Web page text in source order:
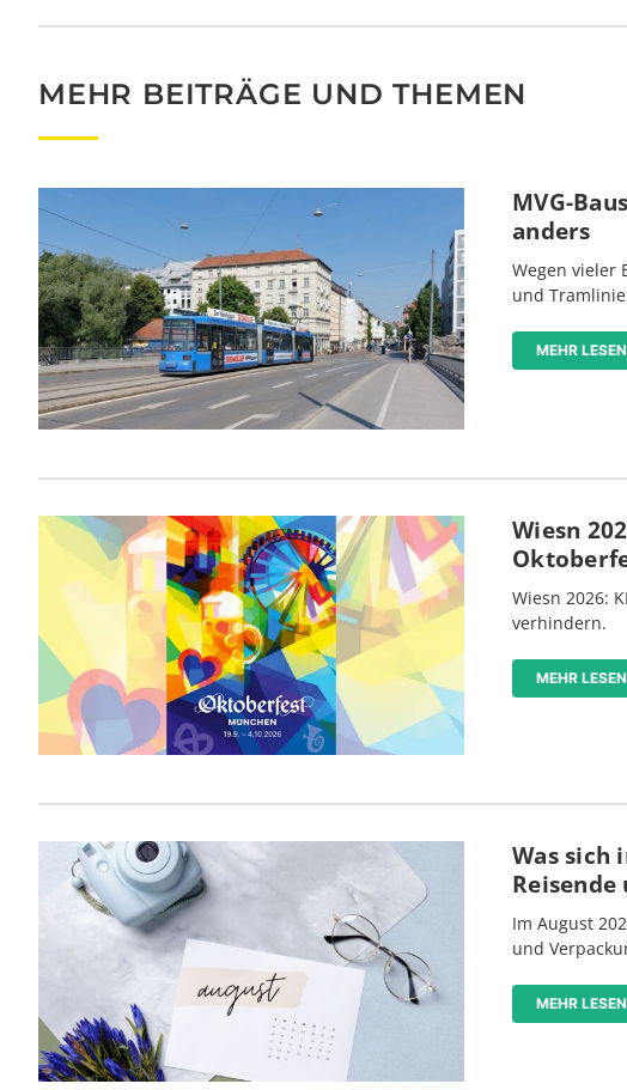
MEHR BEITRÄGE UND THEMEN
MVG-
anders
Wegen vieler
und
MEHR
Wiesn
Wiesn 2026:
verhindern.
MEHR
Was sich
Im August
und
MEHR